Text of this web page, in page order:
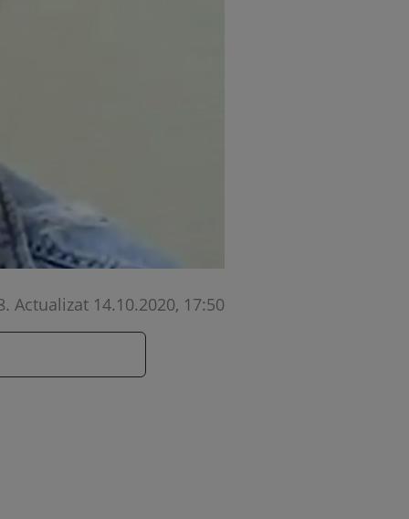
. Actualizat 14.10.2020, 17:50